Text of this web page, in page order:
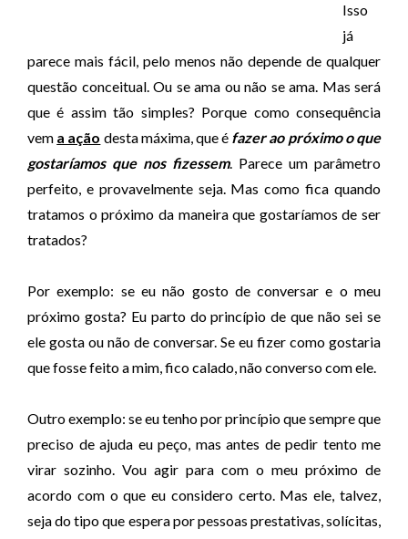
Isso
já
parece mais fácil, pelo menos não depende de qualquer
questão conceitual. Ou se ama ou não se ama. Mas será
que é assim tão simples? Porque como consequência
vem a ação desta máxima, que é fazer ao próximo o que
gostaríamos que nos fizessem. Parece um parâmetro
perfeito, e provavelmente seja. Mas como fica quando
tratamos o próximo da maneira que gostaríamos de ser
tratados?
Por exemplo: se eu não gosto de conversar e o meu
próximo gosta? Eu parto do princípio de que não sei se
ele gosta ou não de conversar. Se eu fizer como gostaria
que fosse feito a mim, fico calado, não converso com ele.
Outro exemplo: se eu tenho por princípio que sempre que
preciso de ajuda eu peço, mas antes de pedir tento me
virar sozinho. Vou agir para com o meu próximo de
acordo com o que eu considero certo. Mas ele, talvez,
seja do tipo que espera por pessoas prestativas, solícitas,